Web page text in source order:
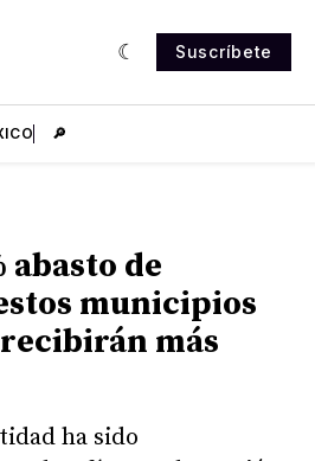
Suscríbete
🔎
abasto de
municipios
más
ha sido